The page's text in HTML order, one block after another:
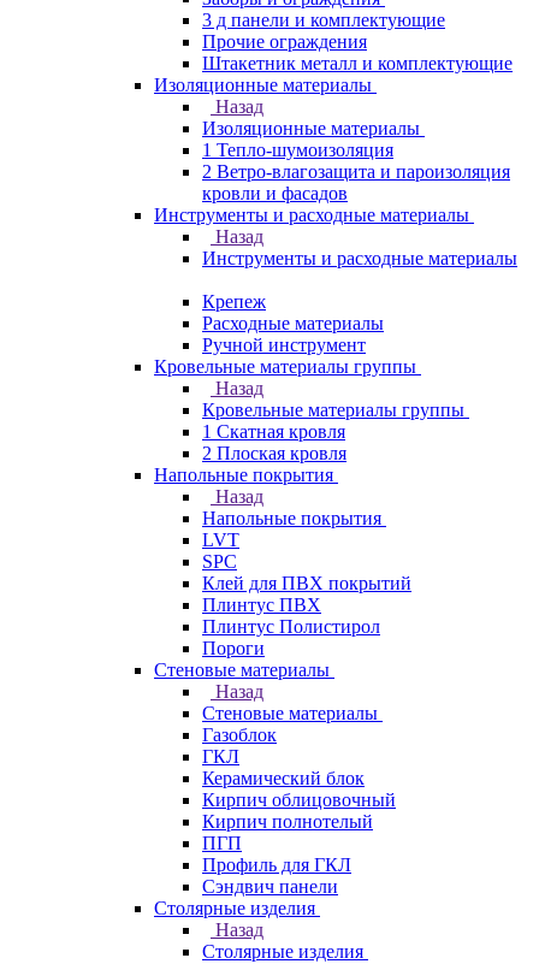
3 д панели и комплектующие
Прочие ограждения
Штакетник металл и комплектующие
Изоляционные материалы
Назад
Изоляционные материалы
1 Тепло-шумоизоляция
2 Ветро-влагозащита и пароизоляция
кровли и фасадов
Инструменты и расходные материалы
Назад
Инструменты и расходные материалы
Крепеж
Расходные материалы
Ручной инструмент
Кровельные материалы группы
Назад
Кровельные материалы группы
1 Скатная кровля
2 Плоская кровля
Напольные покрытия
Назад
Напольные покрытия
LVT
SPC
Клей для ПВХ покрытий
Плинтус ПВХ
Плинтус Полистирол
Пороги
Стеновые материалы
Назад
Стеновые материалы
Газоблок
ГКЛ
Керамический блок
Кирпич облицовочный
Кирпич полнотелый
ПГП
Профиль для ГКЛ
Сэндвич панели
Столярные изделия
Назад
Столярные изделия